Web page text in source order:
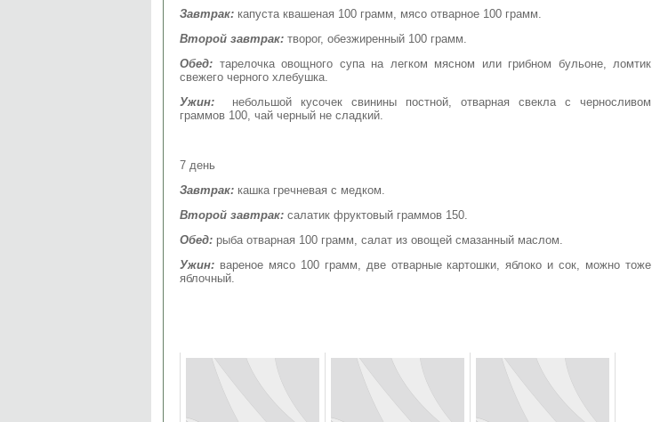
Завтрак: капуста квашеная 100 грамм, мясо отварное 100 грамм.
Второй завтрак: творог, обезжиренный 100 грамм.
Обед: тарелочка овощного супа на легком мясном или грибном бульоне, ломтик
свежего черного хлебушка.
Ужин:
небольшой кусочек свинины постной, отварная свекла с черносливом
граммов 100, чай черный не сладкий.
7 день
Завтрак: кашка гречневая с медком.
Второй завтрак: салатик фруктовый граммов 150.
Обед: рыба отварная 100 грамм, салат из овощей смазанный маслом.
Ужин: вареное мясо 100 грамм, две отварные картошки, яблоко и сок, можно тоже
яблочный.